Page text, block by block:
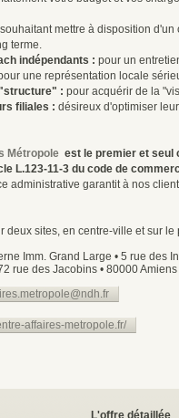
souhaitant mettre à disposition
terme.
indépendants : pour un
une représentation locale
: pour acquérir de la
filiales : désireux d'optimiser
Métropole est le premier et seul
L.123-11-3 du code de
administrative garantit à nos
deux sites, en centre-ville et sur le
Imm. Grand Large • 5 rue des
rue des Jacobins • 80000
affaires-metropole.fr/
L'offre détaillée